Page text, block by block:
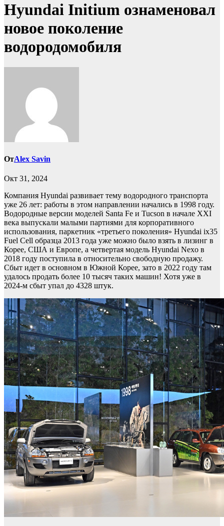
Hyundai Initium ознаменовал
новое поколение
водородомобиля
ОтAlex Savin
Окт 31, 2024
Компания Hyundai развивает тему водородного транспорта
уже 26 лет: работы в этом направлении начались в 1998 году.
Водородные версии моделей Santa Fe и Tucson в начале XXI
века выпускали малыми партиями для корпоративного
использования, паркетник «третьего поколения» Hyundai ix35
Fuel Cell образца 2013 года уже можно было взять в лизинг в
Корее, США и Европе, а четвертая модель Hyundai Nexo в
2018 году поступила в относительно свободную продажу.
Сбыт идет в основном в Южной Корее, зато в 2022 году там
удалось продать более 10 тысяч таких машин! Хотя уже в
2024-м сбыт упал до 4328 штук.